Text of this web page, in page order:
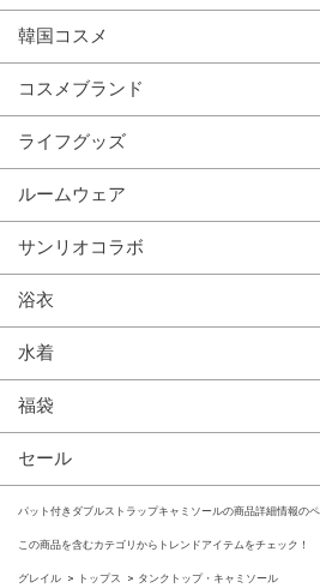
韓国コスメ
コスメブランド
ライフグッズ
ルームウェア
サンリオコラボ
浴衣
水着
福袋
セール
パット付きダブルストラップキャミソールの商品詳細情報のペ
この商品を含むカテゴリからトレンドアイテムをチェック！
グレイル トップス
タンクトップ・キャミソール